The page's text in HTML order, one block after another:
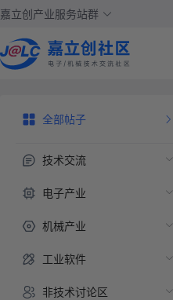
嘉立创产业服务站群
全部帖子
技术交流
电子产业
机械产业
工业软件
非技术讨论区